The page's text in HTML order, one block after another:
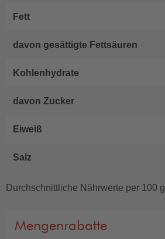
Fett
davon gesättigte Fettsäuren
Kohlenhydrate
davon Zucker
Eiweiß
Salz
Durchschnittliche Nährwerte per 100 g
Mengenrabatte